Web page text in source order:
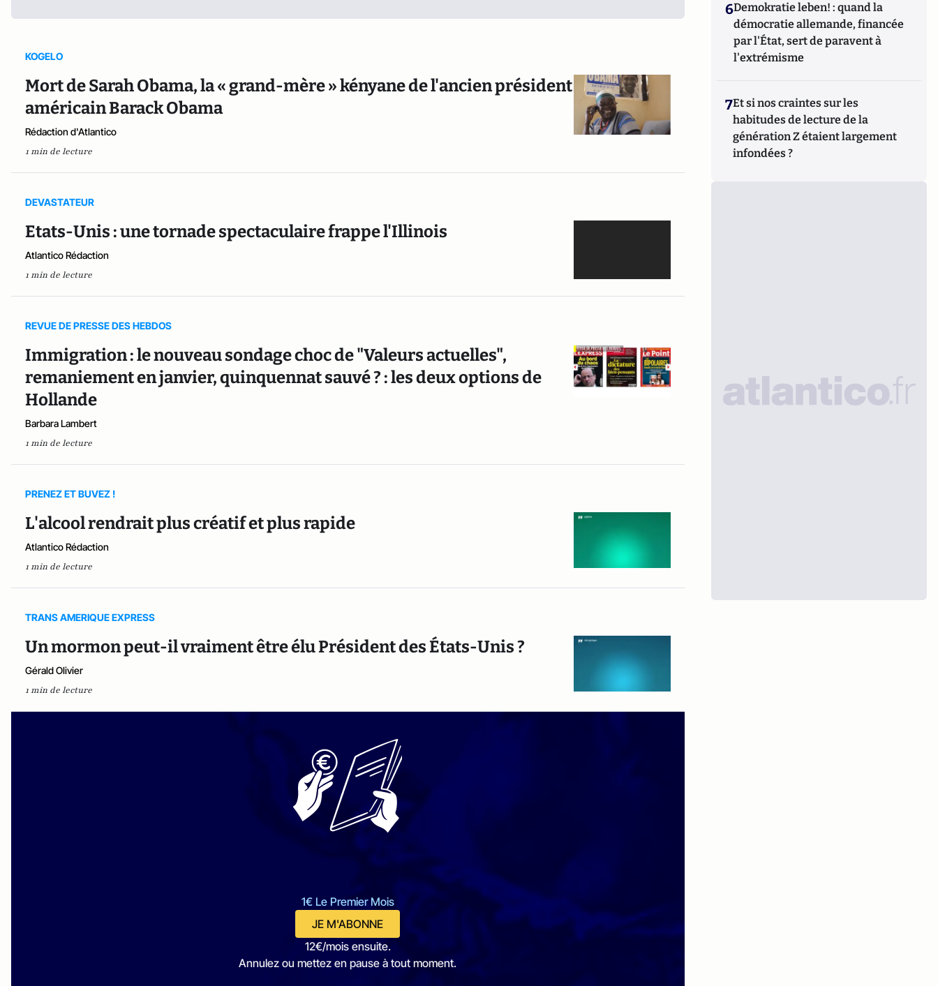
KOGELO
Mort de Sarah Obama, la « grand-mère » kényane de l'ancien président
américain Barack Obama
Rédaction d'Atlantico
1 min de lecture
DEVASTATEUR
Etats-Unis : une tornade spectaculaire frappe l'Illinois
Atlantico Rédaction
1 min de lecture
REVUE DE PRESSE DES HEBDOS
Immigration : le nouveau sondage choc de "Valeurs actuelles",
remaniement en janvier, quinquennat sauvé ? : les deux options de
Hollande
Barbara Lambert
1 min de lecture
PRENEZ ET BUVEZ !
L'alcool rendrait plus créatif et plus rapide
Atlantico Rédaction
1 min de lecture
TRANS AMERIQUE EXPRESS
Un mormon peut-il vraiment être élu Président des États-Unis ?
Gérald Olivier
1 min de lecture
1€ Le Premier Mois
JE M'ABONNE
12€/mois ensuite.
Annulez ou mettez en pause à tout moment.
6Demokratie leben! : quand la
démocratie allemande, financée
par l'État, sert de paravent à
l'extrémisme
7Et si nos craintes sur les
habitudes de lecture de la
génération Z étaient largement
infondées ?